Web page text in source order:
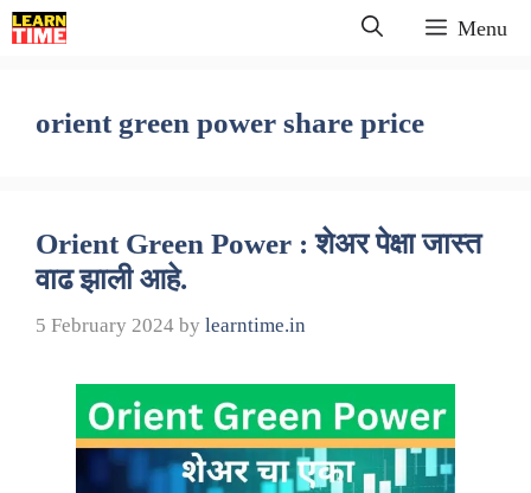
Skip
to
Menu
orient green power share price
Orient Green Power : शेअर पेक्षा जास्त
वाढ झाली आहे.
5 February 2024 by learntime.in